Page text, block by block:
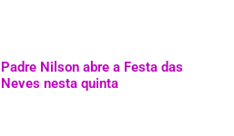
Padre Nilson abre a Festa das
Neves nesta quinta